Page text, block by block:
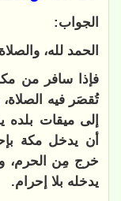
الجواب:
الحمد لله،
فإذا سافر من
تُقصَر فيه
إلى ميقات بلده
أن يدخل مكة
خرج مِن الحرم،
يدخله بلا إحرام.